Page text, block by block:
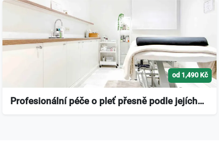
od 1,490 Kč
Profesionální péče o pleť přesně podle jejích…